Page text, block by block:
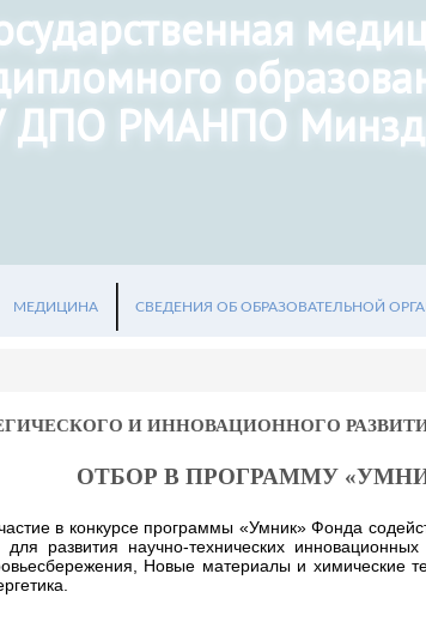
ДПО РМАНПО
МЕДИЦИНА СВЕДЕНИЯ ОБ ОБРАЗОВАТЕЛЬНОЙ
И ИННОВАЦИОННОГО
ОТБОР В ПРОГРАММУ
в конкурсе программы «Умник» Фонда
развития научно-технических
Новые материалы и химические